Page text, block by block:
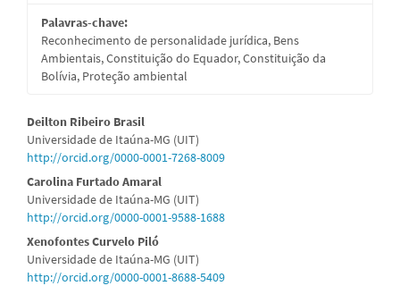
Palavras-chave:
Reconhecimento de personalidade jurídica, Bens
Ambientais, Constituição do Equador, Constituição da
Bolívia, Proteção ambiental
Conteúdo
do
artigo
principal
Deilton Ribeiro Brasil
Universidade de Itaúna-MG (UIT)
http://orcid.org/0000-0001-7268-8009
Carolina Furtado Amaral
Universidade de Itaúna-MG (UIT)
http://orcid.org/0000-0001-9588-1688
Xenofontes Curvelo Piló
Universidade de Itaúna-MG (UIT)
http://orcid.org/0000-0001-8688-5409